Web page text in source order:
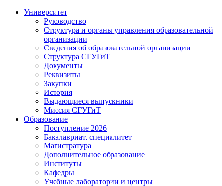
Университет
Руководство
Структура и органы управления образовательной
организации
Сведения об образовательной организации
Структура СГУГиТ
Документы
Реквизиты
Закупки
История
Выдающиеся выпускники
Миссия СГУГиТ
Образование
Поступление 2026
Бакалавриат, специалитет
Магистратура
Дополнительное образование
Институты
Кафедры
Учебные лаборатории и центры